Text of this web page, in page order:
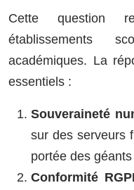
Cette question
établissements
académiques. La
essentiels :
Souveraineté
sur des serveurs
portée des
Conformité